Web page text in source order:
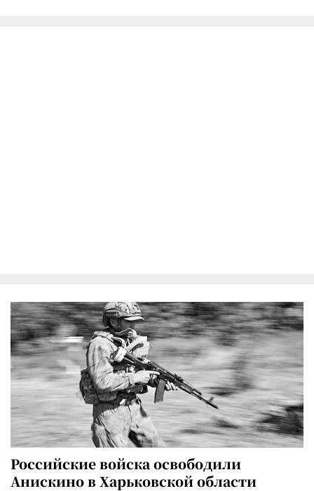
Российские войска освободили
Анискино в Харьковской области